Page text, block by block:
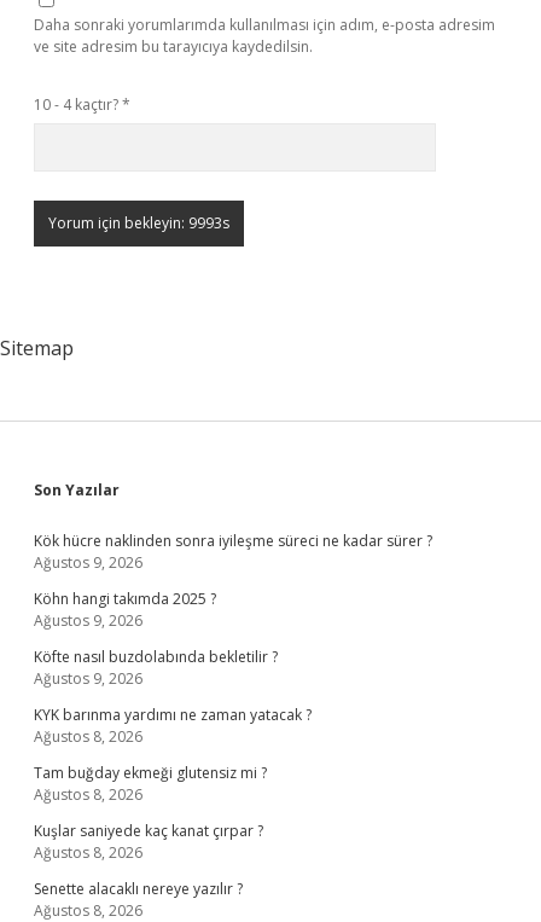
Daha sonraki yorumlarımda kullanılması için adım, e-posta adresim
ve site adresim bu tarayıcıya kaydedilsin.
10 - 4 kaçtır?*
Sitemap
Sidebar
Son Yazılar
Kök hücre naklinden sonra iyileşme süreci ne kadar sürer ?
Ağustos 9, 2026
Köhn hangi takımda 2025 ?
Ağustos 9, 2026
Köfte nasıl buzdolabında bekletilir ?
Ağustos 9, 2026
KYK barınma yardımı ne zaman yatacak ?
Ağustos 8, 2026
Tam buğday ekmeği glutensiz mi ?
Ağustos 8, 2026
Kuşlar saniyede kaç kanat çırpar ?
Ağustos 8, 2026
Senette alacaklı nereye yazılır ?
Ağustos 8, 2026